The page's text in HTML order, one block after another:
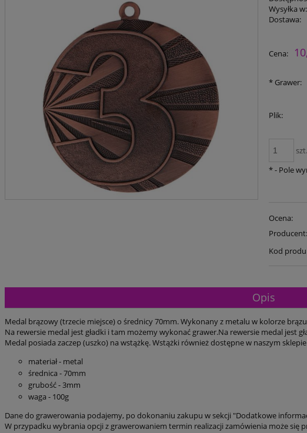
Wysyłka w:
Dostawa:
Cena:
* Grawer:
Plik:
*- Pole
Ocena:
Kod
Opis
Medal brązowy (trzecie miejsce) o średnicy 70mm. Wykonany z metalu w kolorze
Na rewersie medal jest gładki i tam możemy wykonać grawer.Na rewersie medal jest
Medal posiada zaczep (uszko) na wstążkę. Wstążki również dostępne w naszym
materiał - metal
średnica - 70mm
grubość - 3mm
waga - 100g
Dane do grawerowania podajemy, po dokonaniu zakupu w sekcji "Dodatkowe
W przypadku wybrania opcji z grawerowaniem termin realizacji zamówienia może się